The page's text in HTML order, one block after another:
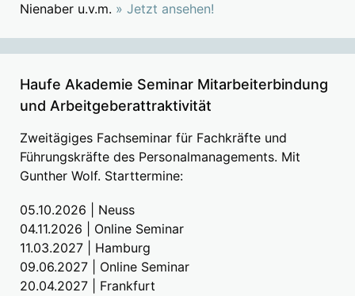
Nienaber u.v.m. » Jetzt ansehen!
Haufe Akademie Seminar Mitarbeiterbindung
und Arbeitgeberattraktivität
Zweitägiges Fachseminar für Fachkräfte und
Führungskräfte des Personalmanagements. Mit
Gunther Wolf. Starttermine:
05.10.2026 | Neuss
04.11.2026 | Online Seminar
11.03.2027 | Hamburg
09.06.2027 | Online Seminar
20.04.2027 | Frankfurt